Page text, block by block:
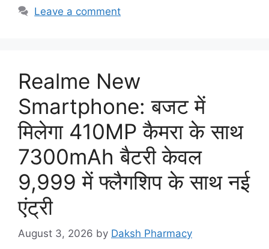
Leave a comment
Realme New
Smartphone: बजट में
मिलेगा 410MP कैमरा के साथ
7300mAh बैटरी केवल
9,999 में फ्लैगशिप के साथ नई
एंट्री
August 3, 2026 by Daksh Pharmacy